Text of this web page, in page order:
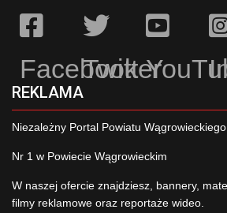
Facebook
Twitter
REKLAMA
Niezależny Portal Powiatu Wągrowieckiego
Nr 1 w Powiecie Wągrowieckim
W naszej ofercie znajdziesz, bannery,
filmy reklamowe oraz reportaże wideo.